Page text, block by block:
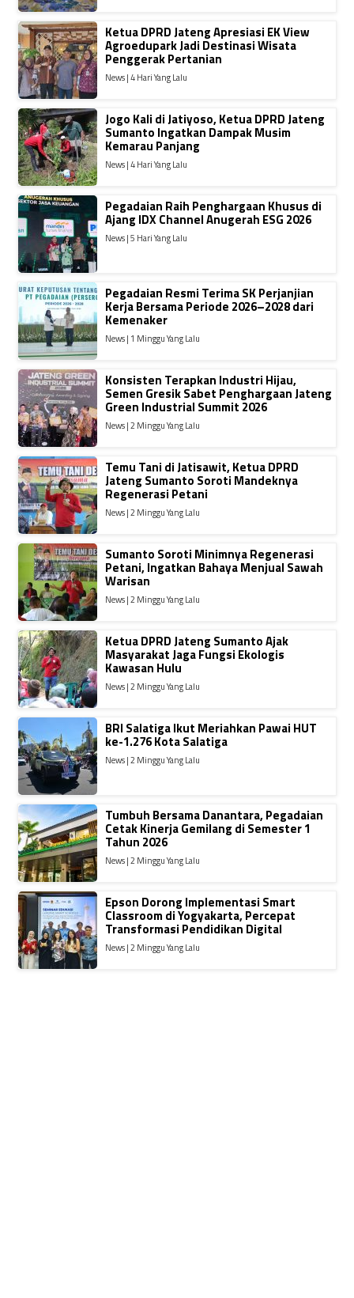
Ketua DPRD Jateng Apresiasi EK View
Agroedupark Jadi Destinasi Wisata
Penggerak Pertanian
News | 4 Hari Yang Lalu
Jogo Kali di Jatiyoso, Ketua DPRD Jateng
Sumanto Ingatkan Dampak Musim
Kemarau Panjang
News | 4 Hari Yang Lalu
Pegadaian Raih Penghargaan Khusus di
Ajang IDX Channel Anugerah ESG 2026
News | 5 Hari Yang Lalu
Pegadaian Resmi Terima SK Perjanjian
Kerja Bersama Periode 2026–2028 dari
Kemenaker
News | 1 Minggu Yang Lalu
Konsisten Terapkan Industri Hijau,
Semen Gresik Sabet Penghargaan Jateng
Green Industrial Summit 2026
News | 2 Minggu Yang Lalu
Temu Tani di Jatisawit, Ketua DPRD
Jateng Sumanto Soroti Mandeknya
Regenerasi Petani
News | 2 Minggu Yang Lalu
Sumanto Soroti Minimnya Regenerasi
Petani, Ingatkan Bahaya Menjual Sawah
Warisan
News | 2 Minggu Yang Lalu
Ketua DPRD Jateng Sumanto Ajak
Masyarakat Jaga Fungsi Ekologis
Kawasan Hulu
News | 2 Minggu Yang Lalu
BRI Salatiga Ikut Meriahkan Pawai HUT
ke-1.276 Kota Salatiga
News | 2 Minggu Yang Lalu
Tumbuh Bersama Danantara, Pegadaian
Cetak Kinerja Gemilang di Semester 1
Tahun 2026
News | 2 Minggu Yang Lalu
Epson Dorong Implementasi Smart
Classroom di Yogyakarta, Percepat
Transformasi Pendidikan Digital
News | 2 Minggu Yang Lalu